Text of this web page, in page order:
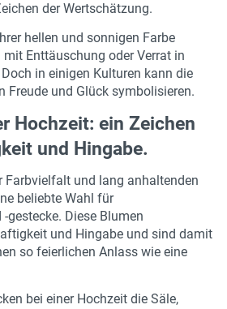
der Wertschätzung.
hellen und sonnigen Farbe
Enttäuschung oder Verrat in
in einigen Kulturen kann die
Freude und Glück symbolisieren.
Hochzeit: ein Zeichen
und Hingabe.
Farbvielfalt und lang anhaltenden
beliebte Wahl für
gestecke. Diese Blumen
und Hingabe und sind damit
so feierlichen Anlass wie eine
bei einer Hochzeit die Säle,